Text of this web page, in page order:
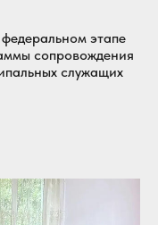
этапе
сопровождения
служащих